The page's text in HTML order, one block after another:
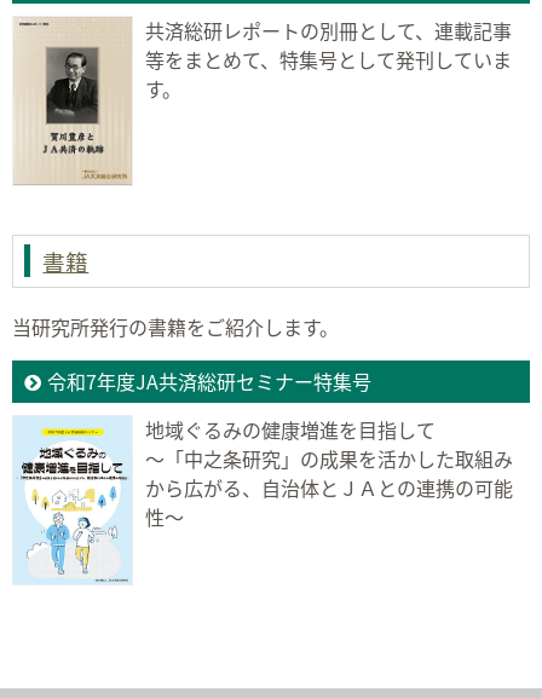
共済総研レポートの別冊として、連載記事
等をまとめて、特集号として発刊していま
す。
書籍
当研究所発行の書籍をご紹介します。
令和7年度JA共済総研セミナー特集号
地域ぐるみの健康増進を目指して
〜「中之条研究」の成果を活かした取組み
から広がる、自治体とＪＡとの連携の可能
性〜